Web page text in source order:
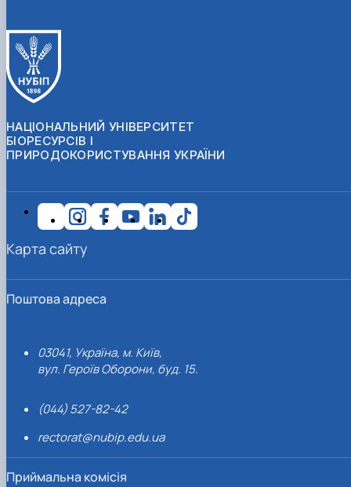
НАЦІОНАЛЬНИЙ УНІВЕРСИТЕТ
БІОРЕСУРСІВ І
ПРИРОДОКОРИСТУВАННЯ УКРАЇНИ
Поштова адреса
03041, Україна, м. Київ,
вул. Героїв Оборони, буд. 15.
(044) 527-82-42
rectorat@nubip.edu.ua
Приймальна комісія
Карта сайту